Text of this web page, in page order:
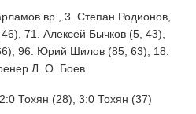
вр., 3. Степан Родионов,
71. Алексей Бычков (5, 43),
96. Юрий Шилов (85, 63), 18.
Л. О. Боев
Тохян (28), 3:0 Тохян (37)